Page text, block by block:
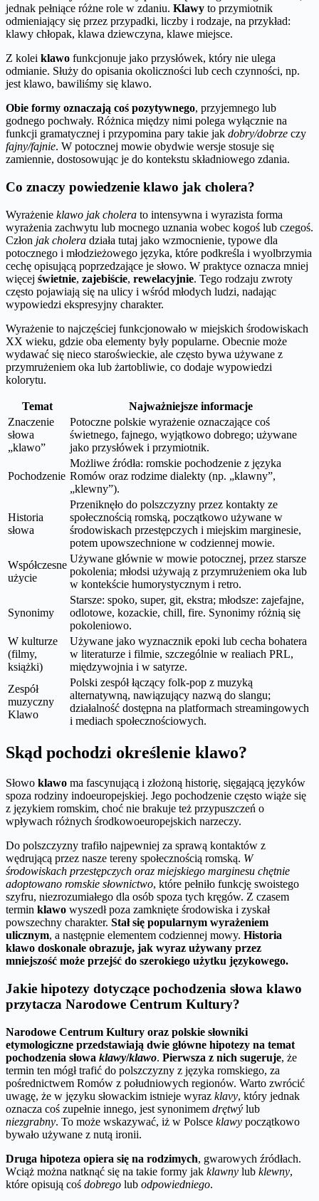
jednak pełniące różne role w zdaniu. Klawy to przymiotnik
odmieniający się przez przypadki, liczby i rodzaje, na przykład:
klawy chłopak, klawa dziewczyna, klawe miejsce.
Z kolei klawo funkcjonuje jako przysłówek, który nie ulega
odmianie. Służy do opisania okoliczności lub cech czynności, np.
jest klawo, bawiliśmy się klawo.
Obie formy oznaczają coś pozytywnego, przyjemnego lub
godnego pochwały. Różnica między nimi polega wyłącznie na
funkcji gramatycznej i przypomina pary takie jak dobry/dobrze czy
fajny/fajnie. W potocznej mowie obydwie wersje stosuje się
zamiennie, dostosowując je do kontekstu składniowego zdania.
Co znaczy powiedzenie klawo jak cholera?
Wyrażenie klawo jak cholera to intensywna i wyrazista forma
wyrażenia zachwytu lub mocnego uznania wobec kogoś lub czegoś.
Człon jak cholera działa tutaj jako wzmocnienie, typowe dla
potocznego i młodzieżowego języka, które podkreśla i wyolbrzymia
cechę opisującą poprzedzające je słowo. W praktyce oznacza mniej
więcej świetnie, zajebiście, rewelacyjnie. Tego rodzaju zwroty
często pojawiają się na ulicy i wśród młodych ludzi, nadając
wypowiedzi ekspresyjny charakter.
Wyrażenie to najczęściej funkcjonowało w miejskich środowiskach
XX wieku, gdzie oba elementy były popularne. Obecnie może
wydawać się nieco staroświeckie, ale często bywa używane z
przymrużeniem oka lub żartobliwie, co dodaje wypowiedzi
kolorytu.
Temat
Najważniejsze informacje
Znaczenie
słowa
„klawo”
Potoczne polskie wyrażenie oznaczające coś
świetnego, fajnego, wyjątkowo dobrego; używane
jako przysłówek i przymiotnik.
Pochodzenie
Możliwe źródła: romskie pochodzenie z języka
Romów oraz rodzime dialekty (np. „klawny”,
„klewny”).
Historia
słowa
Przeniknęło do polszczyzny przez kontakty ze
społecznością romską, początkowo używane w
środowiskach przestępczych i miejskim marginesie,
potem upowszechnione w codziennej mowie.
Współczesne
użycie
Używane głównie w mowie potocznej, przez starsze
pokolenia; młodsi używają z przymrużeniem oka lub
w kontekście humorystycznym i retro.
Synonimy
Starsze: spoko, super, git, ekstra; młodsze: zajefajne,
odlotowe, kozackie, chill, fire. Synonimy różnią się
pokoleniowo.
W kulturze
(filmy,
książki)
Używane jako wyznacznik epoki lub cecha bohatera
w literaturze i filmie, szczególnie w realiach PRL,
międzywojnia i w satyrze.
Zespół
muzyczny
Klawo
Polski zespół łączący folk-pop z muzyką
alternatywną, nawiązujący nazwą do slangu;
działalność dostępna na platformach streamingowych
i mediach społecznościowych.
Skąd pochodzi określenie klawo?
Słowo klawo ma fascynującą i złożoną historię, sięgającą języków
spoza rodziny indoeuropejskiej. Jego pochodzenie często wiąże się
z językiem romskim, choć nie brakuje też przypuszczeń o
wpływach różnych środkowoeuropejskich narzeczy.
Do polszczyzny trafiło najpewniej za sprawą kontaktów z
wędrującą przez nasze tereny społecznością romską. W
środowiskach przestępczych oraz miejskiego marginesu chętnie
adoptowano romskie słownictwo, które pełniło funkcję swoistego
szyfru, niezrozumiałego dla osób spoza tych kręgów. Z czasem
termin klawo wyszedł poza zamknięte środowiska i zyskał
powszechny charakter. Stał się popularnym wyrażeniem
ulicznym, a następnie elementem codziennej mowy. Historia
klawo doskonale obrazuje, jak wyraz używany przez
mniejszość może przejść do szerokiego użytku językowego.
Jakie hipotezy dotyczące pochodzenia słowa klawo
przytacza Narodowe Centrum Kultury?
Narodowe Centrum Kultury oraz polskie słowniki
etymologiczne przedstawiają dwie główne hipotezy na temat
pochodzenia słowa klawy/klawo. Pierwsza z nich sugeruje, że
termin ten mógł trafić do polszczyzny z języka romskiego, za
pośrednictwem Romów z południowych regionów. Warto zwrócić
uwagę, że w języku słowackim istnieje wyraz klavy, który jednak
oznacza coś zupełnie innego, jest synonimem drętwý lub
niezgrabny. To może wskazywać, iż w Polsce klawy początkowo
bywało używane z nutą ironii.
Druga hipoteza opiera się na rodzimych, gwarowych źródłach.
Wciąż można natknąć się na takie formy jak klawny lub klewny,
które opisują coś dobrego lub odpowiedniego.